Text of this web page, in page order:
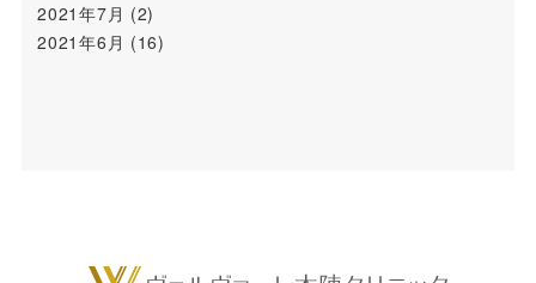
2021年7月 (2)
2021年6月 (16)